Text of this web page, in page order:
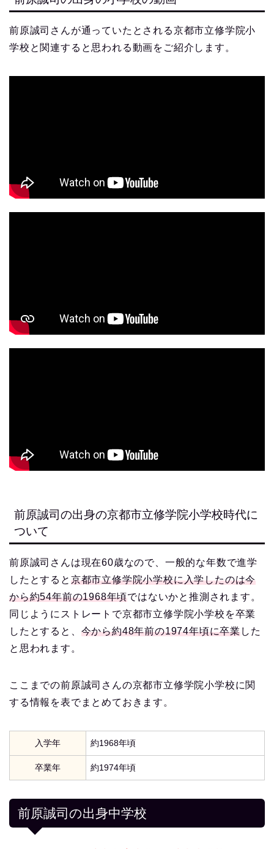
前原誠司さんが通っていたとされる京都市立修学院小
学校と関連すると思われる動画をご紹介します。
前原誠司の出身の京都市立修学院小学校時代に
ついて
前原誠司さんは現在60歳なので、一般的な年数で進学
したとすると 京都市立修学院小学校に入学したのは今
から約54年前の1968年頃ではないかと推測されます。
同じようにストレートで京都市立修学院小学校を卒業
したとすると、 今から約48年前の1974年頃に卒業した
と思われます。
ここまでの前原誠司さんの京都市立修学院小学校に関
する情報を表でまとめておきます。
入学年 約1968年頃
卒業年 約1974年頃
前原誠司の出身中学校